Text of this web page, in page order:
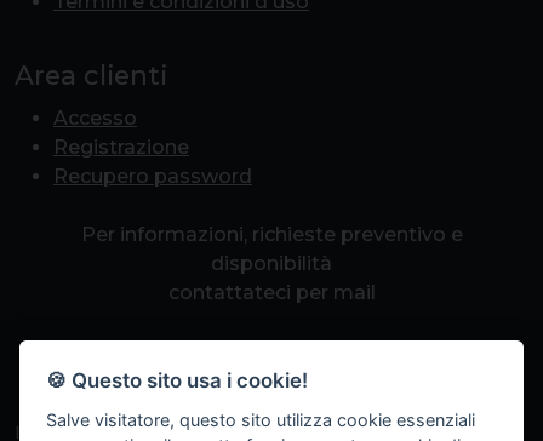
Area clienti
Accesso
Registrazione
Recupero password
Per informazioni, richieste preventivo e
disponibilità
contattateci per mail
Iscriviti alla nostra newsletter per non perdere eventi
🍪 Questo sito usa i cookie!
Salve visitatore, questo sito utilizza cookie essenziali